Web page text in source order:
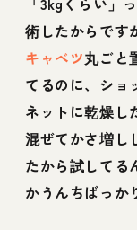
術したからです
キャベツ丸ごと
てるのに、ショ
ネットに乾燥し
混ぜてかさ増し
たから試してる
かうんちばっか